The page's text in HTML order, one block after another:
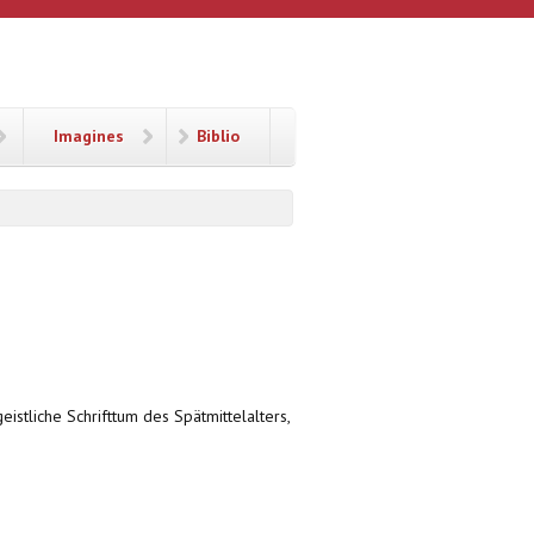
Imagines Biblio
Schrifttum des Spätmittelalters,